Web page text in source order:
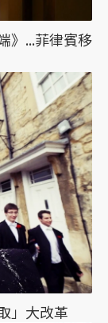
》...菲律賓移
」大改革